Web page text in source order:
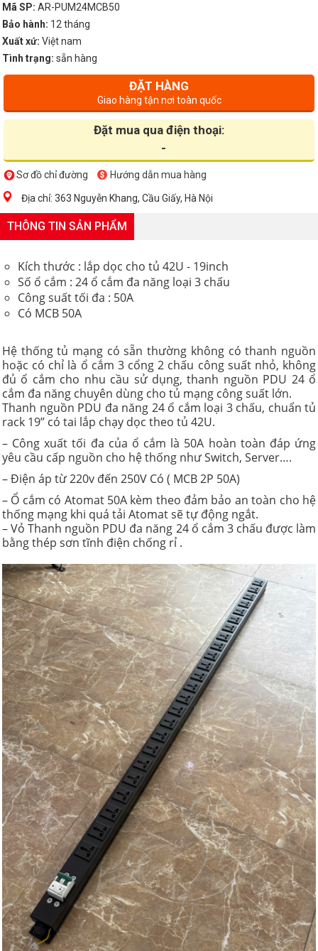
Mã SP: AR-PUM24MCB50
Bảo hành: 12 tháng
Xuất xứ: Việt nam
Tình trạng: sẵn hàng
ĐẶT HÀNG
Giao hàng tận nơi toàn quốc
Đặt mua qua điện thoại:
-
Sơ đồ chỉ đường Hướng dẫn mua hàng
Địa chỉ: 363 Nguyễn Khang, Cầu Giấy, Hà Nội
THÔNG TIN SẢN PHẨM
Kích thước : lắp dọc cho tủ 42U - 19inch
Số ổ cắm : 24 ổ cắm đa năng loại 3 chấu
Công suất tối đa : 50A
Có MCB 50A
Hệ thống tủ mạng có sẵn thường không có thanh nguồn
hoặc có chỉ là ổ cắm 3 cổng 2 chấu công suất nhỏ, không
đủ ổ cắm cho nhu cầu sử dụng, thanh nguồn PDU 24 ổ
cắm đa năng chuyên dùng cho tủ mạng công suất lớn.
Thanh nguồn PDU đa năng 24 ổ cắm loại 3 chấu, chuẩn tủ
rack 19” có tai lắp chạy dọc theo tủ 42U.
– Công xuất tối đa của ổ cắm là 50A hoàn toàn đáp ứng
yêu cầu cấp nguồn cho hệ thống như Switch, Server….
– Điện áp từ 220v đến 250V Có ( MCB 2P 50A)
– Ổ cắm có Atomat 50A kèm theo đảm bảo an toàn cho hệ
thống mạng khi quá tải Atomat sẽ tự động ngắt.
– Vỏ Thanh nguồn PDU đa năng 24 ổ cắm 3 chấu được làm
bằng thép sơn tĩnh điện chống rỉ .